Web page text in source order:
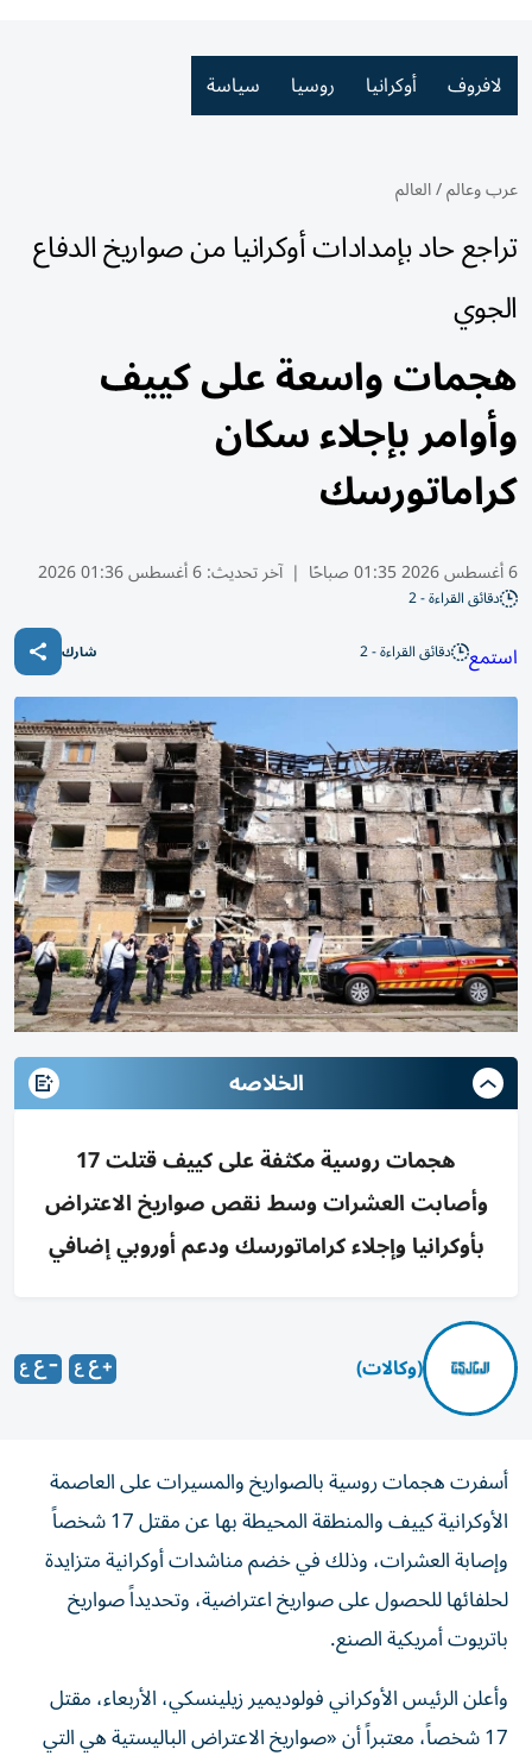
لافروف أوكرانيا روسيا سياسة
عرب وعالم/العالم
تراجع حاد بإمدادات أوكرانيا من صواريخ الدفاع
الجوي
هجمات واسعة على كييف
وأوامر بإجلاء سكان
كراماتورسك
6 أغسطس 2026 01:35 صباحًا | آخر تحديث:6 أغسطس 01:36 2026
دقائق القراءة - 2
استمع دقائق القراءة - 2 شارك
الخلاصه
هجمات روسية مكثفة على كييف قتلت 17
وأصابت العشرات وسط نقص صواريخ الاعتراض
بأوكرانيا وإجلاء كراماتورسك ودعم أوروبي إضافي
(وكالات)
أسفرت هجمات روسية بالصواريخ والمسيرات على العاصمة
الأوكرانية كييف والمنطقة المحيطة بها عن مقتل 17 شخصاً
وإصابة العشرات، وذلك في خضم مناشدات أوكرانية متزايدة
لحلفائها للحصول على صواريخ اعتراضية، وتحديداً صواريخ
باتريوت أمريكية الصنع.
وأعلن الرئيس الأوكراني فولوديمير زيلينسكي، الأربعاء، مقتل
17 شخصاً، معتبراً أن «صواريخ الاعتراض الباليستية هي التي